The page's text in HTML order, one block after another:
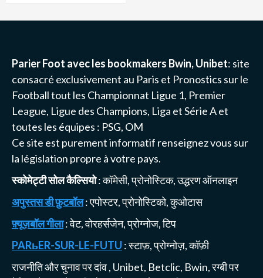
Parier Foot avec les bookmakers Bwin, Unibet: site
consacré exclusivement au Paris et Pronostics sur le
Football tout les Championnat Ligue 1, Premier
League, Ligue des Champions, Liga et Série A et
toutes les équipes : PSG, OM
Ce site est purement informatif renseignez vous sur
la législation propre à votre pays.
स्कोमेट्टी सोल कैल्सियो: कॉमेसी, प्रोनोस्टिक, उद्धरण ऑनलाइन
अपुस्तस डी फ़ुटबॉल: एपोस्टर, प्रोनोस्टिको, कुओटास
फ़्यूज़बॉल गीला: वेट, वोरहर्सजेन, प्रोग्नोज, टिप
PARьER-SUR-LE-FUTU : स्टाफ़, प्रोग्नोज़, कॉफ़ी
राजनीति और चुनाव पर दांव, Unibet, Betclic, Bwin, रग्बी पर